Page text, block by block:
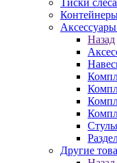
Тиски
Назад
Другие